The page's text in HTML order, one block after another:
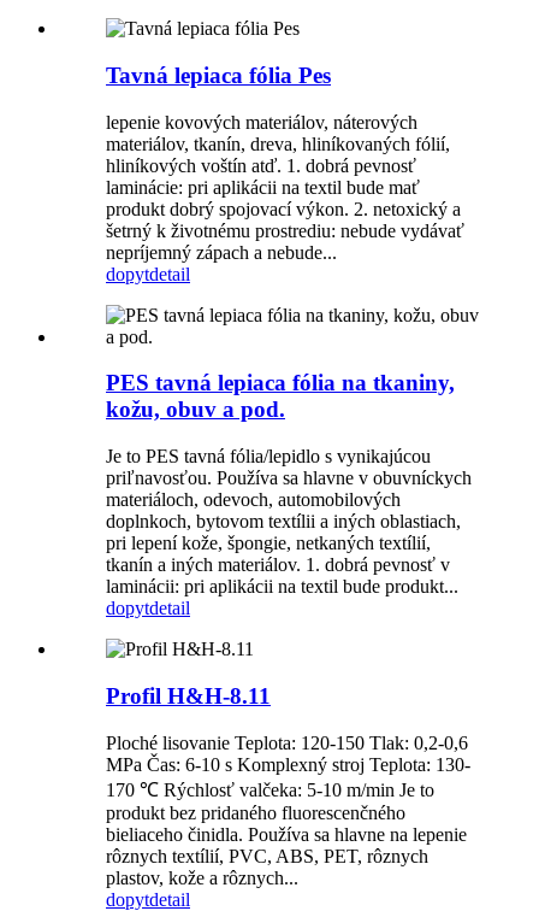
Tavná lepiaca fólia Pes
lepenie kovových materiálov, náterových
materiálov, tkanín, dreva, hliníkovaných fólií,
hliníkových voštín atď. 1. dobrá pevnosť
laminácie: pri aplikácii na textil bude mať
produkt dobrý spojovací výkon. 2. netoxický a
šetrný k životnému prostrediu: nebude vydávať
nepríjemný zápach a nebude...
dopytdetail
PES tavná lepiaca fólia na tkaniny,
kožu, obuv a pod.
Je to PES tavná fólia/lepidlo s vynikajúcou
priľnavosťou. Používa sa hlavne v obuvníckych
materiáloch, odevoch, automobilových
doplnkoch, bytovom textílii a iných oblastiach,
pri lepení kože, špongie, netkaných textílií,
tkanín a iných materiálov. 1. dobrá pevnosť v
laminácii: pri aplikácii na textil bude produkt...
dopytdetail
Profil H&H-8.11
Ploché lisovanie Teplota: 120-150 Tlak: 0,2-0,6
MPa Čas: 6-10 s Komplexný stroj Teplota: 130-
170 ℃ Rýchlosť valčeka: 5-10 m/min Je to
produkt bez pridaného fluorescenčného
bieliaceho činidla. Používa sa hlavne na lepenie
rôznych textílií, PVC, ABS, PET, rôznych
plastov, kože a rôznych...
dopytdetail